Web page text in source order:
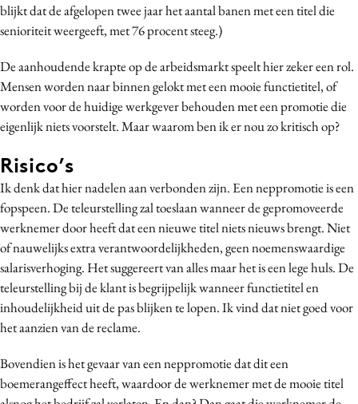
blijkt dat de afgelopen twee jaar het aantal banen met een titel die
senioriteit weergeeft, met 76 procent steeg.)
De aanhoudende krapte op de arbeidsmarkt speelt hier zeker een rol.
Mensen worden naar binnen gelokt met een mooie functietitel, of
worden voor de huidige werkgever behouden met een promotie die
eigenlijk niets voorstelt. Maar waarom ben ik er nou zo kritisch op?
Risico’s
Ik denk dat hier nadelen aan verbonden zijn. Een neppromotie is een
fopspeen. De teleurstelling zal toeslaan wanneer de gepromoveerde
werknemer door heeft dat een nieuwe titel niets nieuws brengt. Niet
of nauwelijks extra verantwoordelijkheden, geen noemenswaardige
salarisverhoging. Het suggereert van alles maar het is een lege huls. De
teleurstelling bij de klant is begrijpelijk wanneer functietitel en
inhoudelijkheid uit de pas blijken te lopen. Ik vind dat niet goed voor
het aanzien van de reclame.
Bovendien is het gevaar van een neppromotie dat dit een
boemerangeffect heeft, waardoor de werknemer met de mooie titel